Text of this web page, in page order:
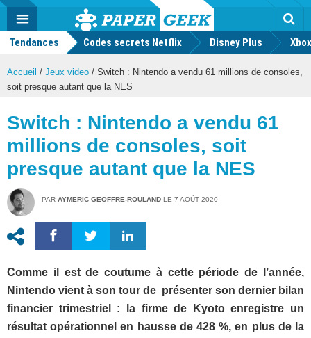
Actu
geek
MENU
Tendances Codes secrets Netflix Disney Plus
Accueil / Jeux video / Switch : Nintendo a vendu 61 millions de consoles,
soit presque autant que la NES
Switch : Nintendo a vendu 61
millions de consoles, soit
presque autant que la NES
PAR AYMERIC GEOFFRE-ROULAND LE 7 AOÛT 2020
Comme il est de coutume à cette période de l’année,
Nintendo vient à son tour de présenter son dernier bilan
financier trimestriel : la firme de Kyoto enregistre un
résultat opérationnel en hausse de 428 %, en plus de la
Mode
FacebookTwitter Youtube